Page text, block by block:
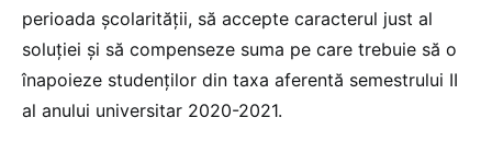
perioada școlarității, să accepte caracterul just al
soluției și să compenseze suma pe care trebuie să o
înapoieze studenților din taxa aferentă semestrului II
al anului universitar 2020-2021.